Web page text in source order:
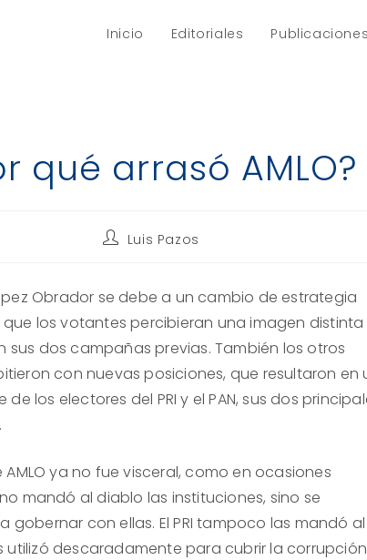
Inicio Editoriales Publicaciones
qué arrasó AMLO?
Autor
entrada:
Luis Pazos
Obrador se debe a un cambio de estrategia
los votantes percibieran una imagen distinta
sus dos campañas previas. También los otros
con nuevas posiciones, que resultaron en
de los electores del PRI y el PAN, sus dos
AMLO ya no fue visceral, como en ocasiones
mandó al diablo las instituciones, sino se
gobernar con ellas. El PRI tampoco las mandó al
utilizó descaradamente para cubrir la